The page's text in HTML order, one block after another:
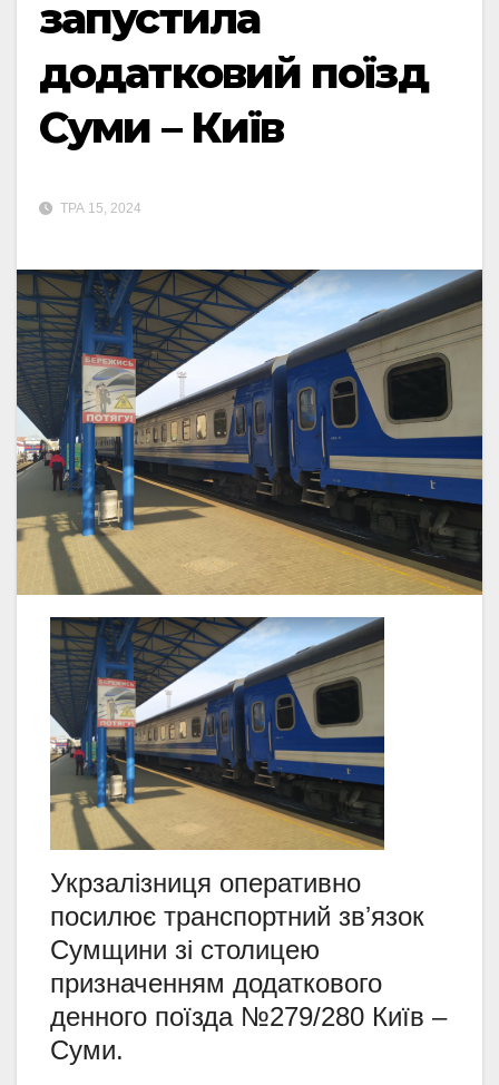
запустила
додатковий поїзд
Суми – Київ
ТРА 15, 2024
Укрзалізниця оперативно
посилює транспортний звʼязок
Сумщини зі столицею
призначенням додаткового
денного поїзда №279/280 Київ –
Суми.